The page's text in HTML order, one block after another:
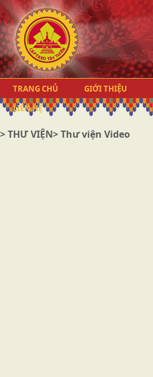
TRANG CHỦ GIỚI THIỆU
LIÊN HỆ
>THƯ VIỆN> Thư viện Video